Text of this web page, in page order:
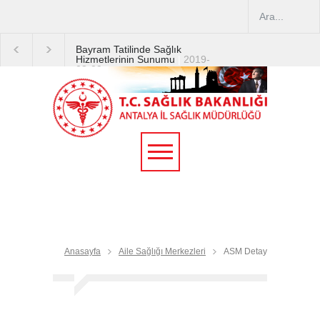
Bayram Tatilinde Sağlık
Hizmetlerinin Sunumu
2019-
08-09
2019 YILI TEMMUZ AYI
DİYALİZ MERKEZLERİ
CİHAZ ARTIRIMLARI|2019-
07-31
ve Üniteleri Hakkında
Anasayfa Aile Sağlığı Merkezleri ASM Detay